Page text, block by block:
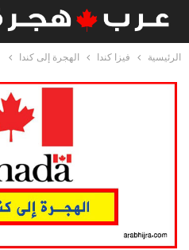
الرئيسية فيزا كندا الهجرة إلى كندا